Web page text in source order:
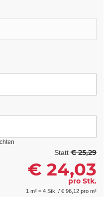
Statt€ 25,29
€ 24,03
pro Stk.
1 m² = 4 Stk. / €96,12 pro m²